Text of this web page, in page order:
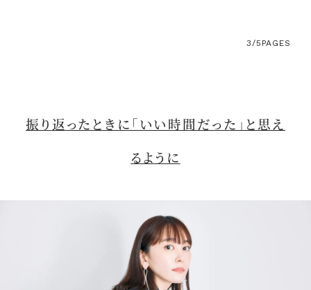
3/5 PAGES
振り返ったときに「いい時間だった」と思え
るように